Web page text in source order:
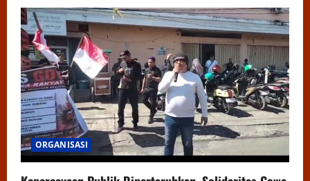
ORGANISASI